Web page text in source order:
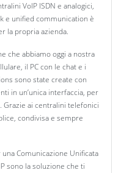
VoIP ISDN e analogici,
e unified communication è
la propria azienda.
che abbiamo oggi a nostra
il PC con le chat e i
sono state create con
in un’unica interfaccia, per
Grazie ai centralini telefonici
condivisa e sempre
Comunicazione Unificata
sono la soluzione che ti